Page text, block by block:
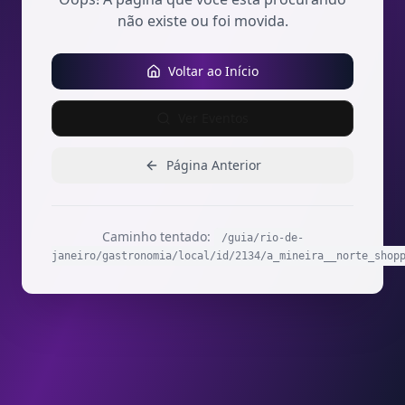
não existe ou foi movida.
Voltar ao Início
Página Anterior
Caminho tentado:
/guia/rio-de-
janeiro/gastronomia/local/id/2134/